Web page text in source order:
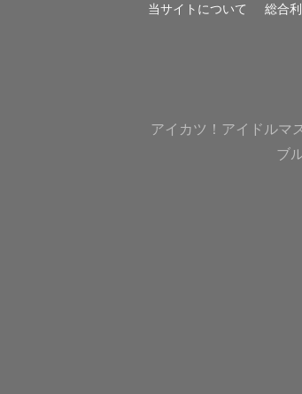
当サイトについて 総合
アイカツ！ アイドルマ
ブ